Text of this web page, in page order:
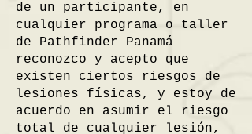
de un participante, en
cualquier programa o taller
de Pathfinder Panamá
reconozco y acepto que
existen ciertos riesgos de
lesiones físicas, y estoy de
acuerdo en asumir el riesgo
total de cualquier lesión,